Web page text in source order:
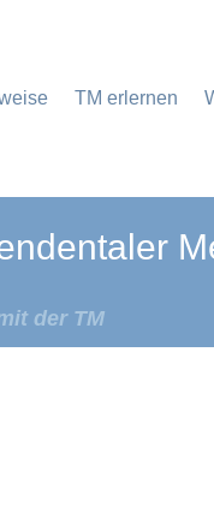
TM erlernen
der TM